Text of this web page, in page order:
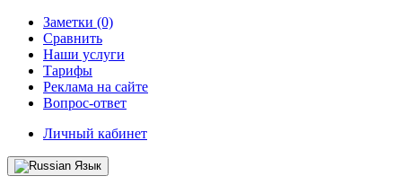
Заметки (0)
Сравнить
Наши услуги
Тарифы
Реклама на сайте
Вопрос-ответ
Личный кабинет
Язык